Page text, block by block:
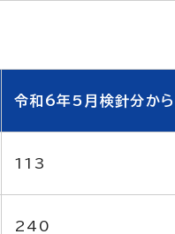
令和6年5月検針分から
113
240